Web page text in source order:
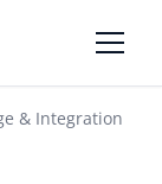
& Integration